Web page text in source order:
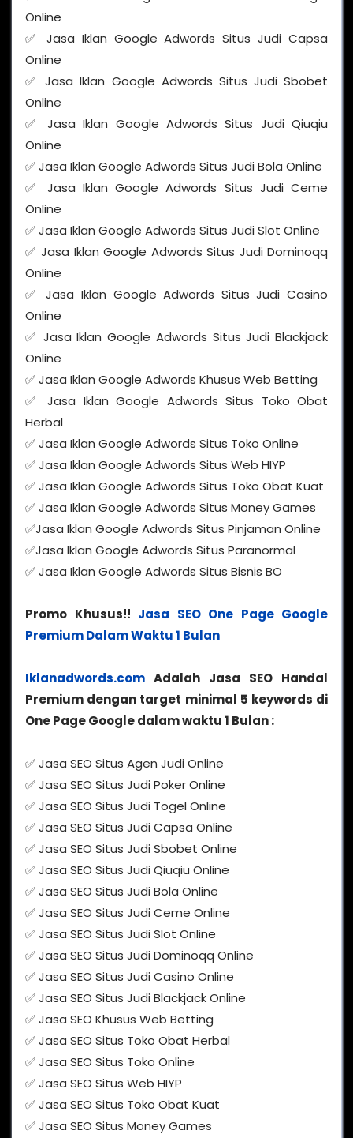
Online
✅ Jasa Iklan Google Adwords Situs Judi Capsa
Online
✅ Jasa Iklan Google Adwords Situs Judi Sbobet
Online
✅ Jasa Iklan Google Adwords Situs Judi Qiuqiu
Online
✅ Jasa Iklan Google Adwords Situs Judi Bola Online
✅ Jasa Iklan Google Adwords Situs Judi Ceme
Online
✅ Jasa Iklan Google Adwords Situs Judi Slot Online
✅ Jasa Iklan Google Adwords Situs Judi Dominoqq
Online
✅ Jasa Iklan Google Adwords Situs Judi Casino
Online
✅ Jasa Iklan Google Adwords Situs Judi Blackjack
Online
✅ Jasa Iklan Google Adwords Khusus Web Betting
✅ Jasa Iklan Google Adwords Situs Toko Obat
Herbal
✅ Jasa Iklan Google Adwords Situs Toko Online
✅ Jasa Iklan Google Adwords Situs Web HIYP
✅ Jasa Iklan Google Adwords Situs Toko Obat Kuat
✅ Jasa Iklan Google Adwords Situs Money Games
✅Jasa Iklan Google Adwords Situs Pinjaman Online
✅Jasa Iklan Google Adwords Situs Paranormal
✅ Jasa Iklan Google Adwords Situs Bisnis BO
Promo Khusus!! Jasa SEO One Page Google
Premium Dalam Waktu 1 Bulan
Iklanadwords.com Adalah Jasa SEO Handal
Premium dengan target minimal 5 keywords di
One Page Google dalam waktu 1 Bulan :
✅ Jasa SEO Situs Agen Judi Online
✅ Jasa SEO Situs Judi Poker Online
✅ Jasa SEO Situs Judi Togel Online
✅ Jasa SEO Situs Judi Capsa Online
✅ Jasa SEO Situs Judi Sbobet Online
✅ Jasa SEO Situs Judi Qiuqiu Online
✅ Jasa SEO Situs Judi Bola Online
✅ Jasa SEO Situs Judi Ceme Online
✅ Jasa SEO Situs Judi Slot Online
✅ Jasa SEO Situs Judi Dominoqq Online
✅ Jasa SEO Situs Judi Casino Online
✅ Jasa SEO Situs Judi Blackjack Online
✅ Jasa SEO Khusus Web Betting
✅ Jasa SEO Situs Toko Obat Herbal
✅ Jasa SEO Situs Toko Online
✅ Jasa SEO Situs Web HIYP
✅ Jasa SEO Situs Toko Obat Kuat
✅ Jasa SEO Situs Money Games